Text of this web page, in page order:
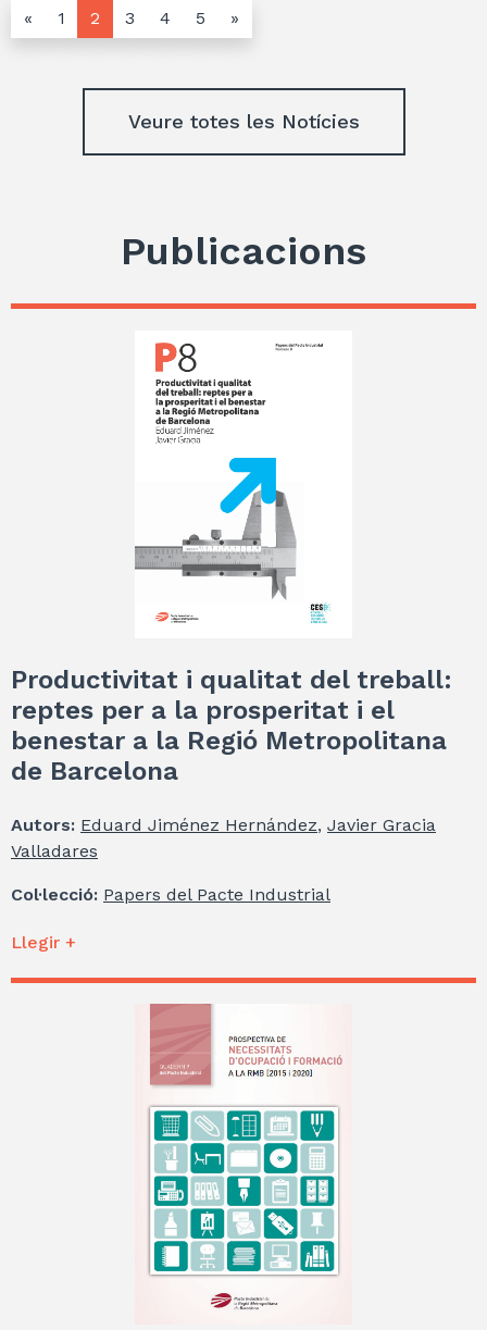
« 1 2 3 4 5 »
Veure totes les Notícies
Publicacions
Productivitat i qualitat del treball:
reptes per a la prosperitat i el
benestar a la Regió Metropolitana
de Barcelona
Autors: Eduard Jiménez Hernández, Javier Gracia
Valladares
Col·lecció: Papers del Pacte Industrial
Llegir +